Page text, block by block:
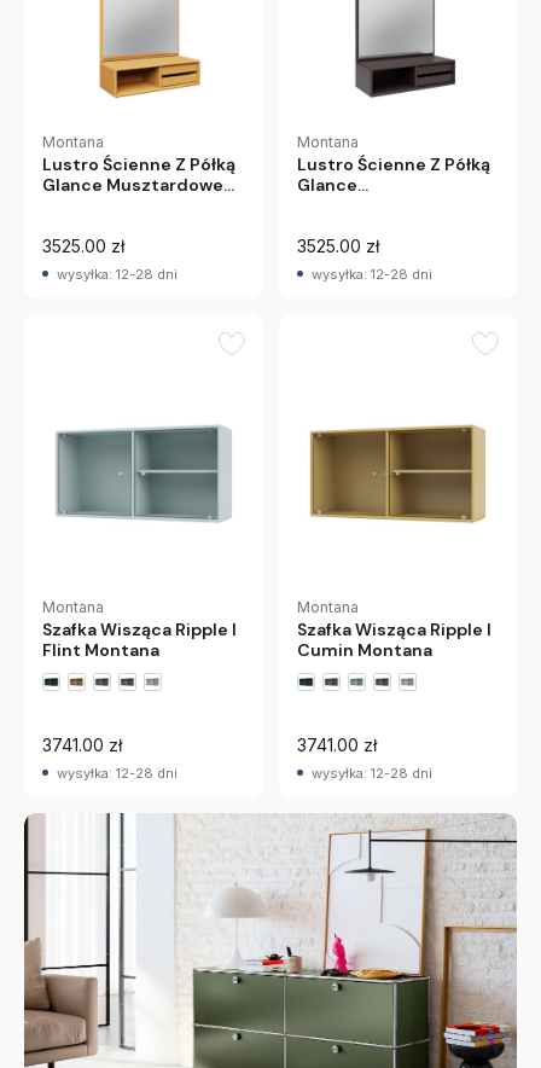
Montana
Lustro Ścienne Z Półką
Glance Musztardowe
3525.00 zł
wysyłka: 12-28 dni
Montana
Lustro Ścienne Z Półką
Glance
3525.00 zł
wysyłka: 12-28 dni
Montana
Szafka Wisząca Ripple I
Flint Montana
3741.00 zł
wysyłka: 12-28 dni
Montana
Szafka Wisząca Ripple I
Cumin Montana
3741.00 zł
wysyłka: 12-28 dni